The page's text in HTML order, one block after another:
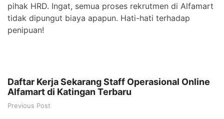
pihak HRD. Ingat, semua proses rekrutmen di Alfamart
tidak dipungut biaya apapun. Hati-hati terhadap
penipuan!
Daftar Kerja Sekarang Staff Operasional Online
Alfamart di Katingan Terbaru
Previous Post